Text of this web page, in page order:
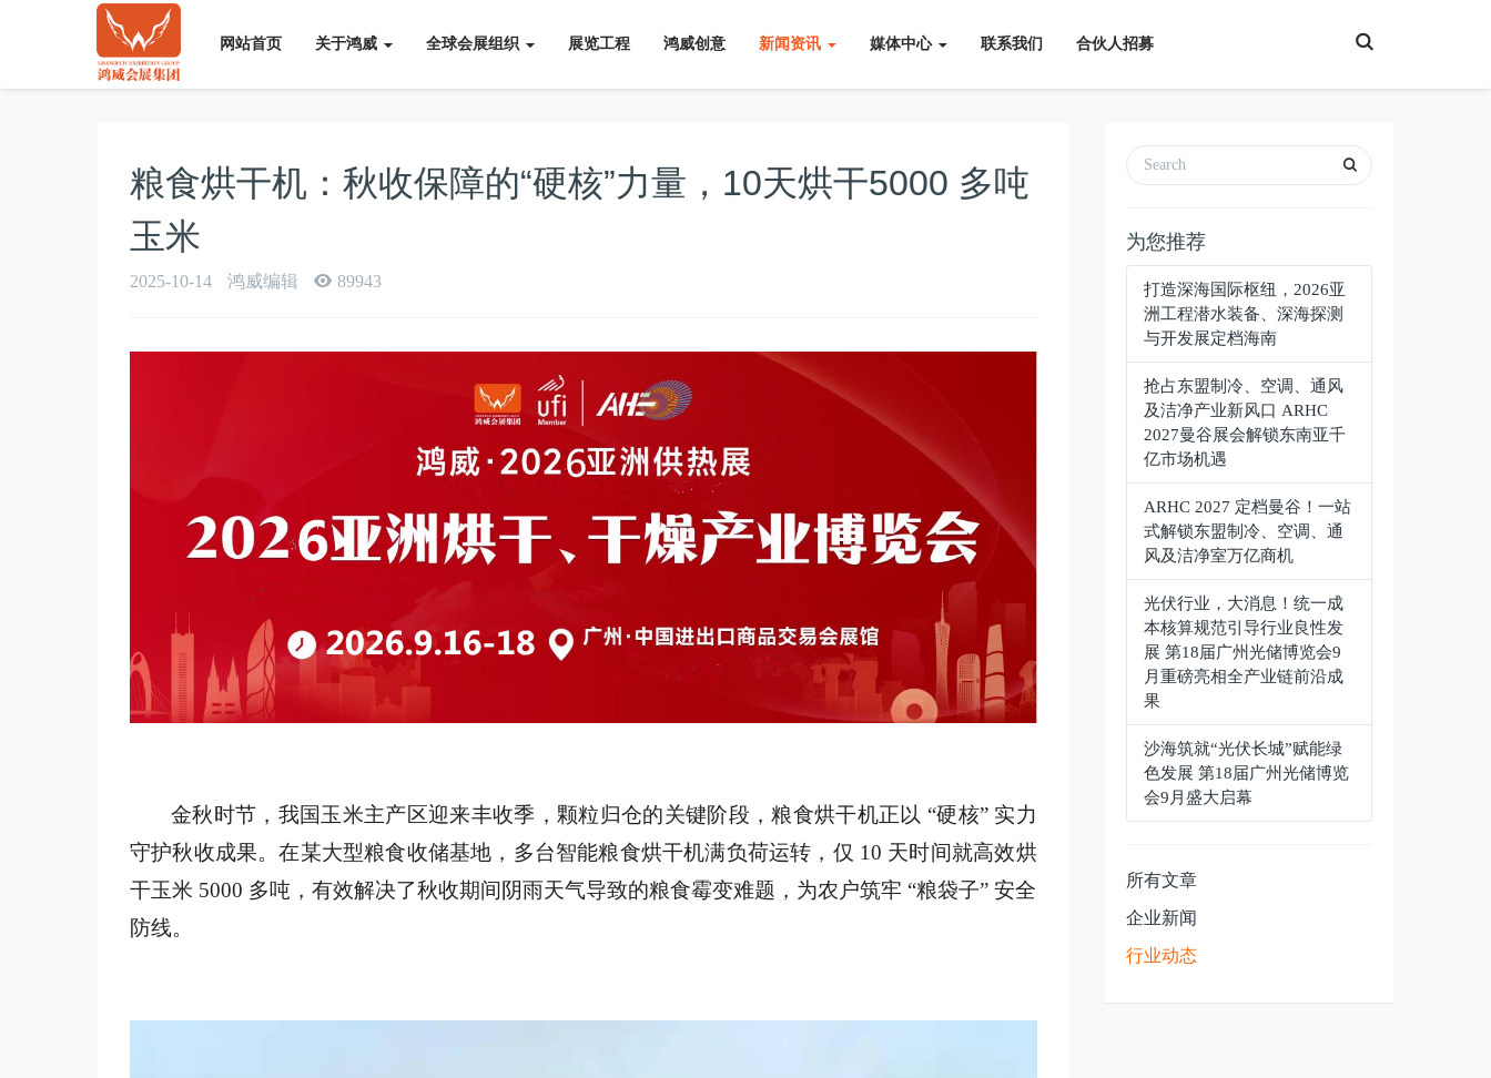
T
o
g
e
a
r
网站首页 关于鸿威 全球会展组织 展览工程 鸿威创意 新闻资讯 媒体中心 联系我们 合伙人招募
粮食烘干机：秋收保障的“硬核”力量，10天烘干5000 多吨
玉米
2025-10-14 鸿威编辑 89943
金秋时节，我国玉米主产区迎来丰收季，颗粒归仓的关键阶段，粮食烘干机正以 “硬核” 实力
守护秋收成果。在某大型粮食收储基地，多台智能粮食烘干机满负荷运转，仅 10 天时间就高效烘
干玉米 5000 多吨，有效解决了秋收期间阴雨天气导致的粮食霉变难题，为农户筑牢 “粮袋子” 安全
防线。
为您推荐
打造深海国际枢纽，2026亚
洲工程潜水装备、深海探测
与开发展定档海南
抢占东盟制冷、空调、通风
及洁净产业新风口 ARHC
2027曼谷展会解锁东南亚千
亿市场机遇
ARHC 2027 定档曼谷！一站
式解锁东盟制冷、空调、通
风及洁净室万亿商机
光伏行业，大消息！统一成
本核算规范引导行业良性发
展 第18届广州光储博览会9
月重磅亮相全产业链前沿成
果
沙海筑就“光伏长城”赋能绿
色发展 第18届广州光储博览
会9月盛大启幕
所有文章
企业新闻
行业动态